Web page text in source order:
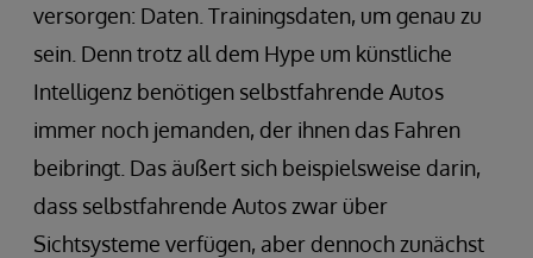
versorgen: Daten. Trainingsdaten, um genau zu
sein. Denn trotz all dem Hype um künstliche
Intelligenz benötigen selbstfahrende Autos
immer noch jemanden, der ihnen das Fahren
beibringt. Das äußert sich beispielsweise darin,
dass selbstfahrende Autos zwar über
Sichtsysteme verfügen, aber dennoch zunächst